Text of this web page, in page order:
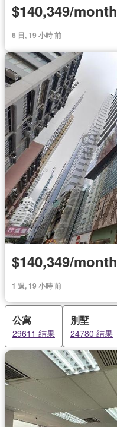
$140,349/month
6 日, 19 小時 前
$140,349/month
1 週, 19 小時 前
公寓
29611 结果
別墅
24780 结果